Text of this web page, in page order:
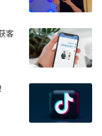
家直播间
作
客